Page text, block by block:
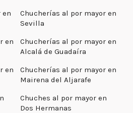
en
Chucherías al por mayor en
Sevilla
en
Chucherías al por mayor en
Alcalá de Guadaíra
en
Chucherías al por mayor en
Mairena del Aljarafe
Chuches al por mayor en
Dos Hermanas